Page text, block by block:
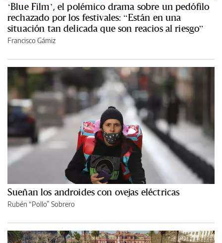
‘Blue Film’, el polémico drama sobre un pedófilo
rechazado por los festivales: “Están en una
situación tan delicada que son reacios al riesgo”
Francisco Gámiz
Sueñan los androides con ovejas eléctricas
Rubén “Pollo” Sobrero